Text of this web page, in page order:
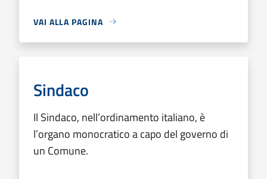
VAI ALLA PAGINA
Sindaco
Il Sindaco, nell’ordinamento italiano, è
l’organo monocratico a capo del governo di
un Comune.